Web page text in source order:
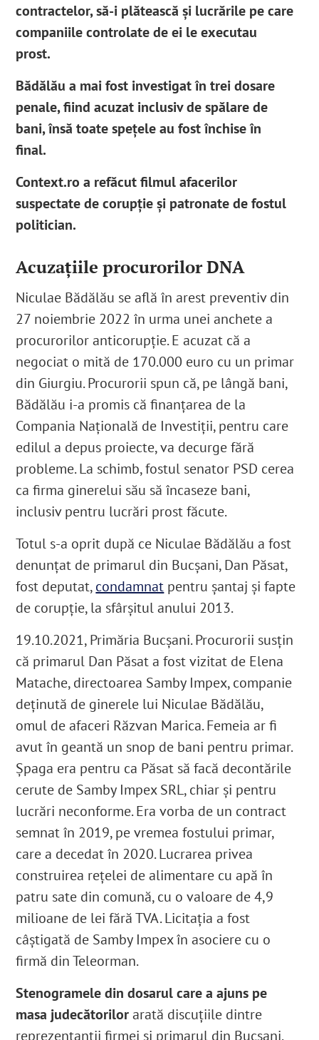
contractelor, să-i plătească și lucrările pe care
companiile controlate de ei le executau
prost.
Bădălău a mai fost investigat în trei dosare
penale, fiind acuzat inclusiv de spălare de
bani, însă toate spețele au fost închise în
final.
Context.ro a refăcut filmul afacerilor
suspectate de corupție și patronate de fostul
politician.
Acuzațiile procurorilor DNA
Niculae Bădălău se află în arest preventiv din
27 noiembrie 2022 în urma unei anchete a
procurorilor anticorupție. E acuzat că a
negociat o mită de 170.000 euro cu un primar
din Giurgiu. Procurorii spun că, pe lângă bani,
Bădălău i-a promis că finanţarea de la
Compania Națională de Investiţii, pentru care
edilul a depus proiecte, va decurge fără
probleme. La schimb, fostul senator PSD cerea
ca firma ginerelui său să încaseze bani,
inclusiv pentru lucrări prost făcute.
Totul s-a oprit după ce Niculae Bădălău a fost
denunțat de primarul din Bucșani, Dan Păsat,
fost deputat,condamnat pentru şantaj și fapte
de corupție, la sfârșitul anului 2013.
19.10.2021, Primăria Bucșani. Procurorii susțin
că primarul Dan Păsat a fost vizitat de Elena
Matache, directoarea Samby Impex, companie
deținută de ginerele lui Niculae Bădălău,
omul de afaceri Răzvan Marica. Femeia ar fi
avut în geantă un snop de bani pentru primar.
Șpaga era pentru ca Păsat să facă decontările
cerute de Samby Impex SRL, chiar şi pentru
lucrări neconforme. Era vorba de un contract
semnat în 2019, pe vremea fostului primar,
care a decedat în 2020. Lucrarea privea
construirea reţelei de alimentare cu apă în
patru sate din comună, cu o valoare de 4,9
milioane de lei fără TVA. Licitația a fost
câștigată de Samby Impex în asociere cu o
firmă din Teleorman.
Stenogramele din dosarul care a ajuns pe
masa judecătorilorarată discuțiile dintre
reprezentanții firmei și primarul din Bucșani,